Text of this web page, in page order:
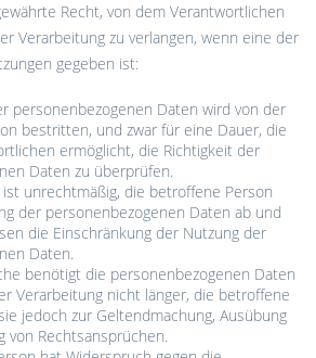
Recht, von dem Verantwortlichen
Verarbeitung zu verlangen, wenn eine der
gegeben ist:
personenbezogenen Daten wird von der
bestritten, und zwar für eine Dauer, die
ermöglicht, die Richtigkeit der
Daten zu überprüfen.
unrechtmäßig, die betroffene Person
der personenbezogenen Daten ab und
die Einschränkung der Nutzung der
Daten.
benötigt die personenbezogenen Daten
Verarbeitung nicht länger, die betroffene
jedoch zur Geltendmachung, Ausübung
von Rechtsansprüchen.